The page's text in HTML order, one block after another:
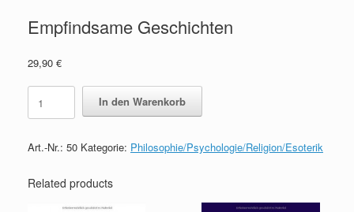
Empfindsame Geschichten
29,90 €
Empfindsame
Geschichten
quantity
In den Warenkorb
Art.-Nr.: 50 Kategorie: Philosophie/Psychologie/Religion/Esoterik
Related products